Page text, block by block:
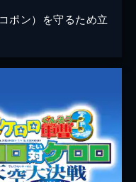
ポン）を守るため立